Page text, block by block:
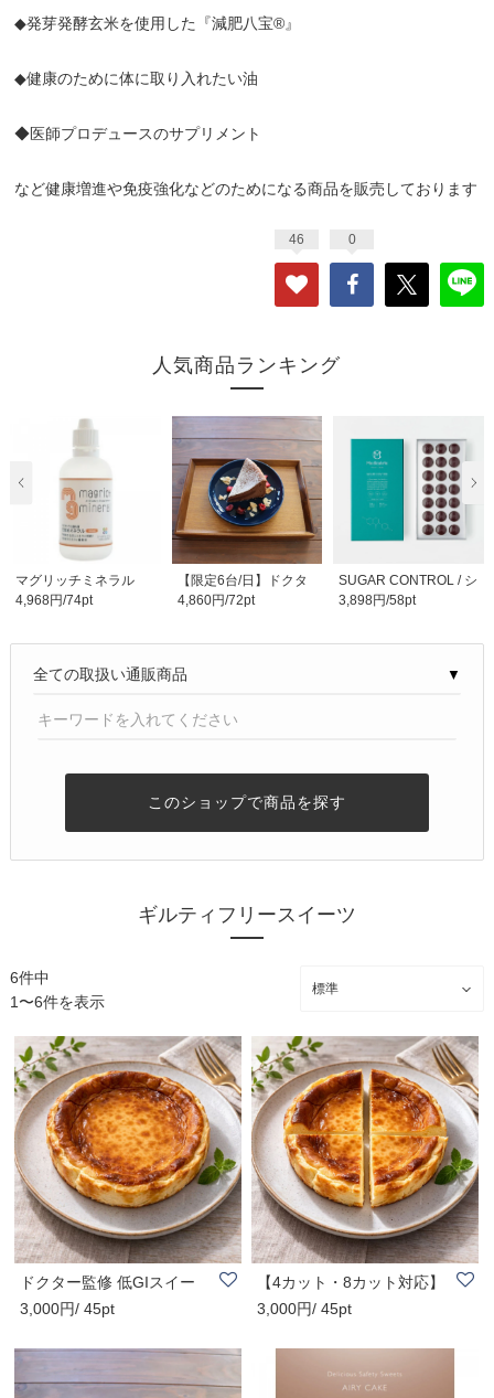
◆発芽発酵玄米を使用した『減肥八宝®︎』
◆健康のために体に取り入れたい油
◆医師プロデュースのサプリメント
など健康増進や免疫強化などのためになる商品を販売しております
46 0
人気商品ランキング
マグリッチミネラル
4,968円/74pt
【限定6台/日】ドクタ
ー監修 低GIスイー..
4,860円/72pt
SUGAR CONTROL / シ
ュガー コントロール ..
3,898円/58pt
▼
このショップで商品を探す
ギルティフリースイーツ
6件中
1〜6件を表示
ドクター監修 低GIスイー
ツ チーズケー..
3,000円/ 45pt
【4カット・8カット対応】
ドクター監修 ..
3,000円/ 45pt